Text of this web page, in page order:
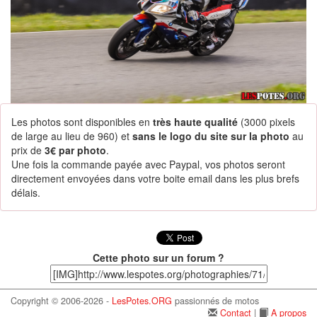
Les photos sont disponibles en très haute qualité (3000 pixels
de large au lieu de 960) et sans le logo du site sur la photo au
prix de 3€ par photo.
Une fois la commande payée avec Paypal, vos photos seront
directement envoyées dans votre boite email dans les plus brefs
délais.
Cette photo sur un forum ?
Copyright © 2006-2026 - LesPotes.ORG passionnés de motos
Contact | A propos